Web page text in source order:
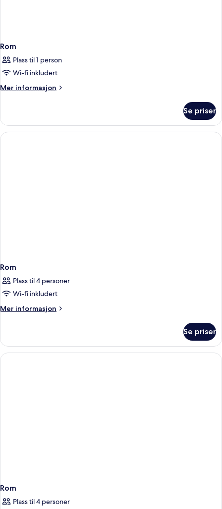
Rom
Plass til 1 person
Wi-fi inkludert
Mer informasjon
Mer
Se priser
Rom
Plass til 4 personer
Wi-fi inkludert
Mer informasjon
Mer
Se priser
Rom
Plass til 4 personer